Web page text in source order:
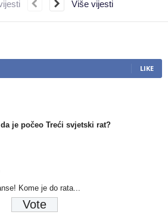
Više vijesti
LIKE
je počeo Treći svjetski rat?
Kome je do rata...